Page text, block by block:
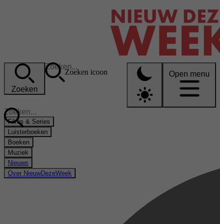
Zoeken
Zoeken icoon Open menu
Films & Series
Luisterboeken
Boeken
Muziek
Nieuws
Over NieuwDezeWeek